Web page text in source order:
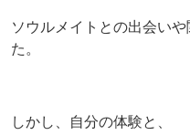
ソウルメイトとの出会い
た。
しかし、自分の体験と、